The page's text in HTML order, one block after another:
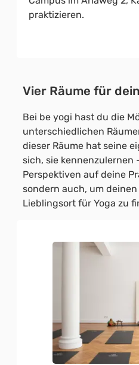
praktizieren.
Vier Räume für
Bei be yogi hast du die
unterschiedlichen
dieser Räume hat seine
sich, sie kennenzulernen
Perspektiven auf deine
sondern auch, um
Lieblingsort für Yoga zu